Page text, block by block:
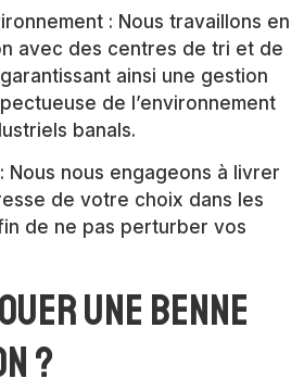
: Nous travaillons en
avec des centres de tri et de
ainsi une gestion
de l’environnement
banals.
Nous nous engageons à livrer
de votre choix dans les
de ne pas perturber vos
une benne
?